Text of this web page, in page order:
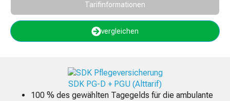
Tarifinformationen
vergleichen
SDK PG-D + PGU (Alttarif)
100 % des gewählten Tagegelds für die ambulante